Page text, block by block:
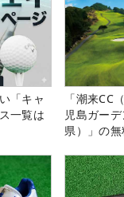
「キャ
一覧は
「潮来CC
児島ガー
県）」の